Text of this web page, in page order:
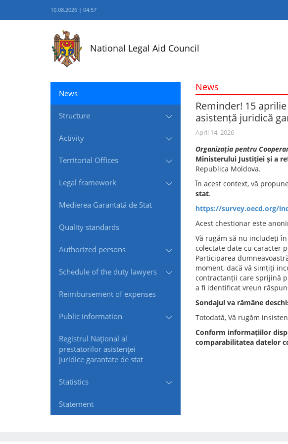
10.08.2026 | 04:57
National Legal Aid Council
News
Structure
Activity
Territorial Offices
Legal framework
Medierea Garantată de Stat
Quality standards
Authorized persons
Schedule of the duty lawyers
Reimbursement of expenses
Public information
Registrul Naţional al
prestatorilor asistenţei
juridice garantate de stat
Statistics
Statement
News
Reminder! 15
asistență juridică
April 14, 2026
Organizația pentru
Ministerului Justiției și a
Republica Moldova.
În acest context, vă
stat.
https://survey.oecd.org/
Acest chestionar este
Vă rugăm să nu includeți
colectate date cu caracter
Participarea
moment, dacă vă simțiți
contractanții care sprijină
a fi identificat vreun
Sondajul va rămâne
Totodată, Vă rugăm
Conform informațiilor
comparabilitatea datelor